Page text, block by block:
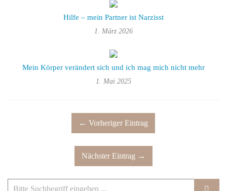
Hilfe – mein Partner ist Narzisst
1. März 2026
Mein Körper verändert sich und ich mag mich nicht mehr
1. Mai 2025
← Vorheriger Eintrag
Nächster Eintrag →